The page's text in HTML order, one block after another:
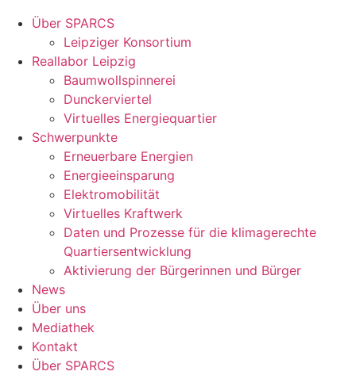
Über SPARCS
Leipziger Konsortium
Reallabor Leipzig
Baumwollspinnerei
Dunckerviertel
Virtuelles Energiequartier
Schwerpunkte
Erneuerbare Energien
Energieeinsparung
Elektromobilität
Virtuelles Kraftwerk
Daten und Prozesse für die klimagerechte
Quartiersentwicklung
Aktivierung der Bürgerinnen und Bürger
News
Über uns
Mediathek
Kontakt
Über SPARCS